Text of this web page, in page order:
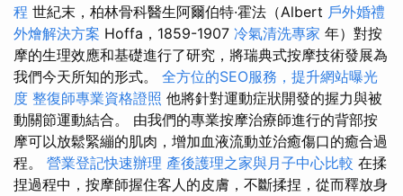
程 世紀末，柏林骨科醫生阿爾伯特·霍法（Albert 戶外婚禮
外燴解決方案 Hoffa，1859-1907 冷氣清洗專家 年）對按
摩的生理效應和基礎進行了研究，將瑞典式按摩技術發展為
我們今天所知的形式。 全方位的SEO服務，提升網站曝光
度 整復師專業資格證照 他將針對運動症狀開發的握力與被
動關節運動結合。 由我們的專業按摩治療師進行的背部按
摩可以放鬆緊繃的肌肉，增加血液流動並治癒傷口的癒合過
程。 營業登記快速辦理 產後護理之家與月子中心比較 在揉
捏過程中，按摩師握住客人的皮膚，不斷揉捏，從而釋放身